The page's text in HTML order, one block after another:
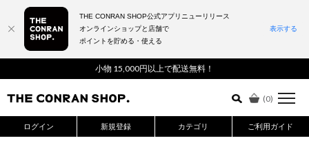
小物 15,000円以上で配送無料！
(0)
ログイン 新規登録 カテゴリ ご利用ガイド
詳細検索はこちら
THE CONRAN SHOP公式アプリニューリリース
オンラインショップと店舗で
ポイントを貯める・使える
表示する